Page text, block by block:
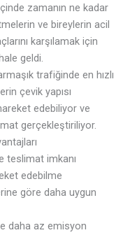
zamanın ne kadar
ve bireylerin acil
karşılamak için
geldi.
trafiğinde en hızlı
çevik yapısı
edebiliyor ve
gerçekleştiriliyor.
teslimat imkanı
edebilme
göre daha uygun
daha az emisyon